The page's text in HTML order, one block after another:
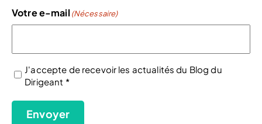
Votre e-mail (Nécessaire)
(Nécessaire)
J'accepte de recevoir les actualités du Blog du
Dirigeant *
Envoyer